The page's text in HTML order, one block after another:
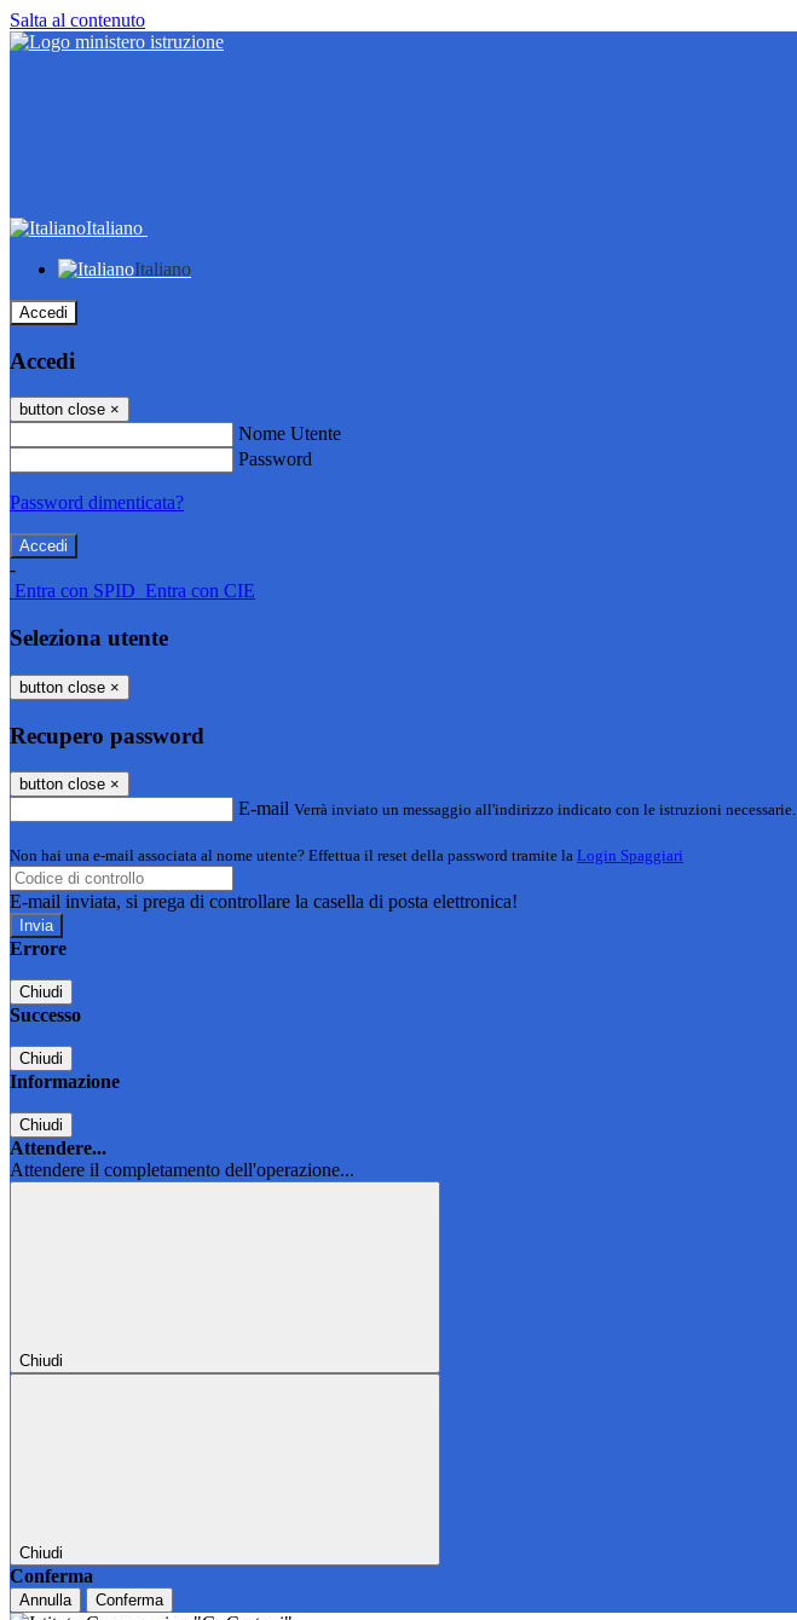
Salta al contenuto
Italiano
Italiano
Accedi
Accedi
button close ×
Nome Utente
Password
Password dimenticata?
-
Entra con SPID Entra con CIE
Seleziona utente
button close ×
Recupero password
button close ×
E-mail Verrà inviato un messaggio all'indirizzo indicato con le istruzioni necessarie.
Non hai una e-mail associata al nome utente? Effettua il reset della password tramite la Login Spaggiari
E-mail inviata, si prega di controllare la casella di posta elettronica!
Errore
Chiudi
Successo
Chiudi
Informazione
Chiudi
Attendere...
Attendere il completamento dell'operazione...
Chiudi
Chiudi
Conferma
Annulla Conferma